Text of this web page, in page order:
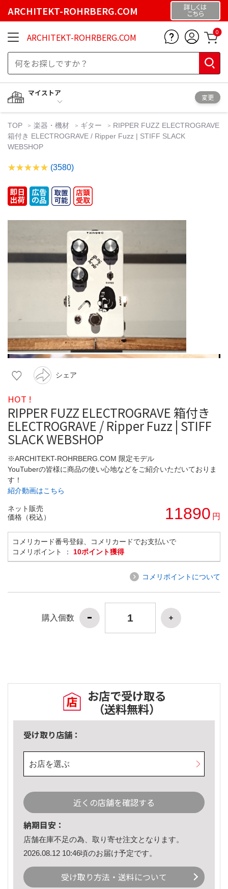
ARCHITEKT-ROHRBERG.COM 詳しくは
こちら
ARCHITEKT-ROHRBERG.COM 0
マイストア
変更
TOP 楽器・機材 ギター
RIPPER FUZZ ELECTROGRAVE
箱付き ELECTROGRAVE / Ripper Fuzz | STIFF SLACK
WEBSHOP
(3580)
シェア
HOT !
RIPPER FUZZ ELECTROGRAVE 箱付き
ELECTROGRAVE / Ripper Fuzz | STIFF
SLACK WEBSHOP
※ARCHITEKT-ROHRBERG.COM 限定モデル
YouTuberの皆様に商品の使い心地などをご紹介いただいておりま
す！
紹介動画はこちら
ネット販売
価格（税込）
11890 円
コメリカード番号登録、コメリカードでお支払いで
コメリポイント ： 10ポイント獲得
コメリポイントについて
購入個数
お店で受け取る
（送料無料）
受け取り店舗：
お店を選ぶ
近くの店舗を確認する
納期目安：
店舗在庫不足の為、取り寄せ注文となります。
2026.08.12 10:46頃のお届け予定です。
受け取り方法・送料について